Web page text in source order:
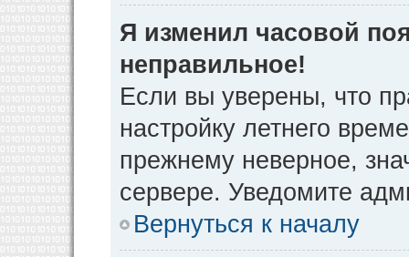
Я изменил часовой
неправильное!
Если вы уверены, что
настройку летнего
прежнему неверное,
сервере. Уведомите
Вернуться к началу